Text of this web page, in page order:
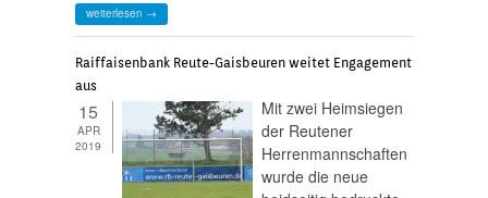
weiterlesen →
Raiffaisenbank Reute-Gaisbeuren weitet Engagement
aus
15
APR
2019
Mit zwei Heimsiegen
der Reutener
Herrenmannschaften
wurde die neue